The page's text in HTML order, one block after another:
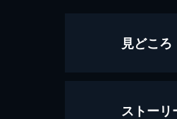
見どころ
ストーリ